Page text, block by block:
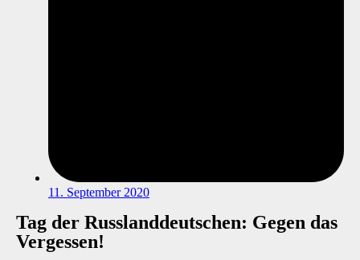
11. September 2020
Tag der Russlanddeutschen: Gegen das
Vergessen!